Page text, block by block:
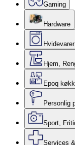
Gaming
Hardware
Hvidevarer
Hjem,
Epoq
Personlig
Sport,
Services